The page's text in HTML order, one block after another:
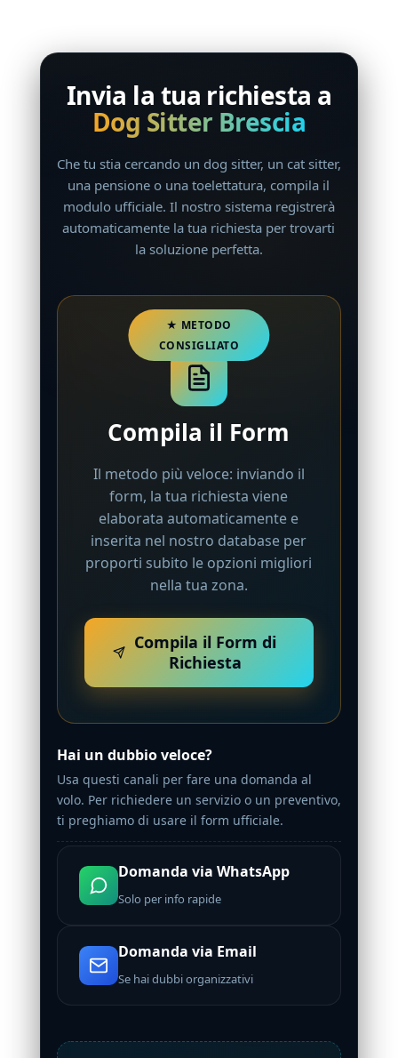
Invia la tua richiesta a
Dog Sitter Brescia
Che tu stia cercando un dog sitter, un cat sitter,
una pensione o una toelettatura, compila il
modulo ufficiale. Il nostro sistema registrerà
automaticamente la tua richiesta per trovarti
la soluzione perfetta.
Compila il Form
Il metodo più veloce: inviando il
form, la tua richiesta viene
elaborata automaticamente e
inserita nel nostro database per
proporti subito le opzioni migliori
nella tua zona.
Compila il Form di
Richiesta
Hai un dubbio veloce?
Usa questi canali per fare una domanda al
volo. Per richiedere un servizio o un preventivo,
ti preghiamo di usare il form ufficiale.
Domanda via WhatsApp
Solo per info rapide
Domanda via Email
Se hai dubbi organizzativi